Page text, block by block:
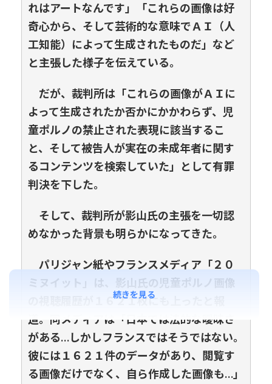
れはアートなんです」「これらの画像は好
奇心から、そして芸術的な意味でＡＩ（人
工知能）によって生成されたものだ」など
と主張した様子を伝えている。
だが、裁判所は「これらの画像がＡＩに
よって生成されたか否かにかかわらず、児
童ポルノの禁止された表現に該当するこ
と、そして被告人が実在の未成年者に関す
るコンテンツを検索していた」として有罪
判決を下した。
そして、裁判所が影山氏の主張を一切認
めなかった背景も明らかになってきた。
パリジャン紙やフランスメディア「２０
ミヌイット」は、影山氏の児童ポルノ画像
の視聴履歴が１６２１枚にも上ったと報
道。同メディアは「日本では法的な曖昧さ
がある…しかしフランスではそうではない。
彼には１６２１件のデータがあり、閲覧す
る画像だけでなく、自ら作成した画像も…」
続きを見る